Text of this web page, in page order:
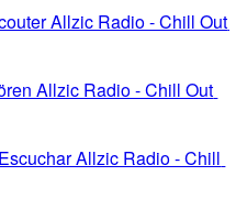
Allzic Radio - Chill Out
Allzic Radio - Chill Out
Escuchar Allzic Radio - Chill